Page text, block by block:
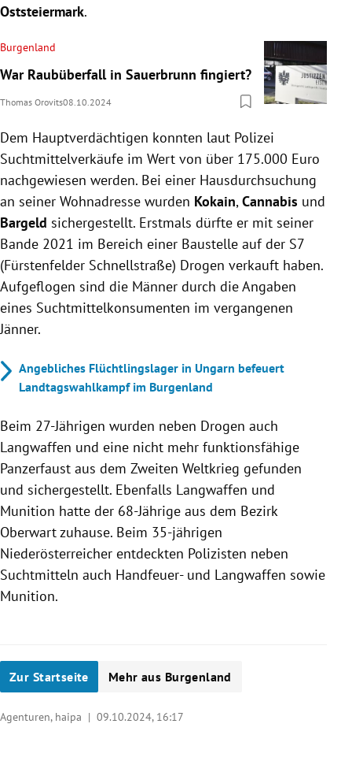
Oststeiermark.
Burgenland
War Raubüberfall in Sauerbrunn fingiert?
Thomas Orovits08.10.2024
Dem Hauptverdächtigen konnten laut Polizei
Suchtmittelverkäufe im Wert von über 175.000 Euro
nachgewiesen werden. Bei einer Hausdurchsuchung
an seiner Wohnadresse wurden Kokain,Cannabis und
Bargeld sichergestellt. Erstmals dürfte er mit seiner
Bande 2021 im Bereich einer Baustelle auf der S7
(Fürstenfelder Schnellstraße) Drogen verkauft haben.
Aufgeflogen sind die Männer durch die Angaben
eines Suchtmittelkonsumenten im vergangenen
Jänner.
Angebliches Flüchtlingslager in Ungarn befeuert
Landtagswahlkampf im Burgenland
Beim 27-Jährigen wurden neben Drogen auch
Langwaffen und eine nicht mehr funktionsfähige
Panzerfaust aus dem Zweiten Weltkrieg gefunden
und sichergestellt. Ebenfalls Langwaffen und
Munition hatte der 68-Jährige aus dem Bezirk
Oberwart zuhause. Beim 35-jährigen
Niederösterreicher entdeckten Polizisten neben
Suchtmitteln auch Handfeuer- und Langwaffen sowie
Munition.
Zur Startseite Mehr aus Burgenland
Agenturen, haipa | 09.10.2024, 16:17